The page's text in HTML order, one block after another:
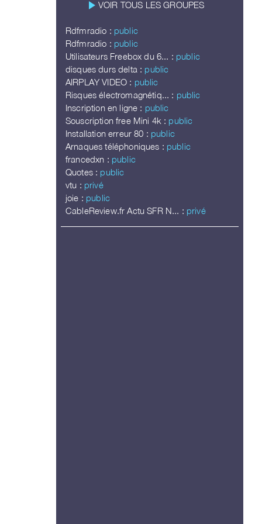
play_arrow VOIR TOUS LES GROUPES
Rdfmradio : public
Rdfmradio : public
Utilisateurs Freebox du 6... : public
disques durs delta : public
AIRPLAY VIDEO : public
Risques électromagnétiq... : public
Inscription en ligne : public
Souscription free Mini 4k : public
Installation erreur 80 : public
Arnaques téléphoniques : public
francedxn : public
Quotes : public
vtu : privé
joie : public
CableReview.fr Actu SFR N... : privé